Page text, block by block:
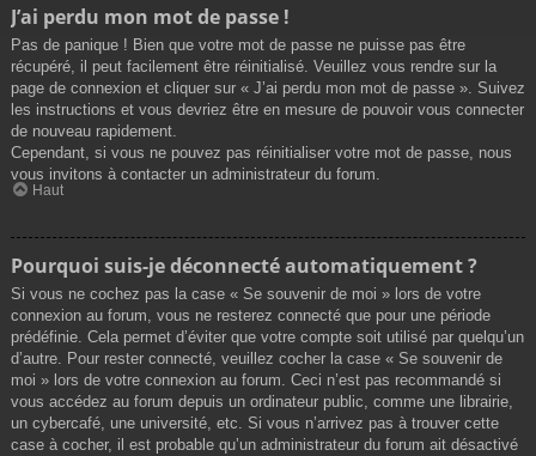
J’ai perdu mon mot de passe !
Pas de panique ! Bien que votre mot de passe ne puisse pas être
récupéré, il peut facilement être réinitialisé. Veuillez vous rendre sur la
page de connexion et cliquer sur « J’ai perdu mon mot de passe ». Suivez
les instructions et vous devriez être en mesure de pouvoir vous connecter
de nouveau rapidement.
Cependant, si vous ne pouvez pas réinitialiser votre mot de passe, nous
vous invitons à contacter un administrateur du forum.
Haut
Pourquoi suis-je déconnecté automatiquement ?
Si vous ne cochez pas la case « Se souvenir de moi » lors de votre
connexion au forum, vous ne resterez connecté que pour une période
prédéfinie. Cela permet d’éviter que votre compte soit utilisé par quelqu’un
d’autre. Pour rester connecté, veuillez cocher la case « Se souvenir de
moi » lors de votre connexion au forum. Ceci n’est pas recommandé si
vous accédez au forum depuis un ordinateur public, comme une librairie,
un cybercafé, une université, etc. Si vous n’arrivez pas à trouver cette
case à cocher, il est probable qu’un administrateur du forum ait désactivé